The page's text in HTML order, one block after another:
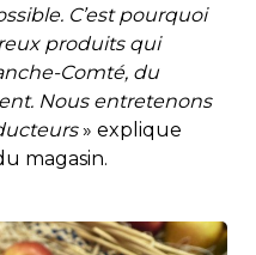
C’est pourquoi
produits qui
Comté, du
Nous entretenons
» explique
magasin.